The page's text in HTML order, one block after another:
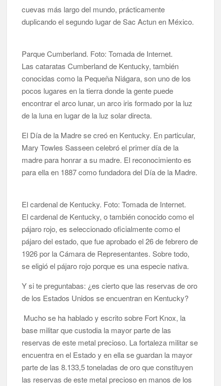
cuevas más largo del mundo, prácticamente
duplicando el segundo lugar de Sac Actun en México.
Parque Cumberland. Foto: Tomada de Internet.
Las cataratas Cumberland de Kentucky, también
conocidas como la Pequeña Niágara, son uno de los
pocos lugares en la tierra donde la gente puede
encontrar el arco lunar, un arco iris formado por la luz
de la luna en lugar de la luz solar directa.
El Día de la Madre se creó en Kentucky. En particular,
Mary Towles Sasseen celebró el primer día de la
madre para honrar a su madre. El reconocimiento es
para ella en 1887 como fundadora del Día de la Madre.
El cardenal de Kentucky. Foto: Tomada de Internet.
El cardenal de Kentucky, o también conocido como el
pájaro rojo, es seleccionado oficialmente como el
pájaro del estado, que fue aprobado el 26 de febrero de
1926 por la Cámara de Representantes. Sobre todo,
se eligió el pájaro rojo porque es una especie nativa.
Y si te preguntabas: ¿es cierto que las reservas de oro
de los Estados Unidos se encuentran en Kentucky?
Mucho se ha hablado y escrito sobre Fort Knox, la
base militar que custodia la mayor parte de las
reservas de este metal precioso. La fortaleza militar se
encuentra en el Estado y en ella se guardan la mayor
parte de las 8.133,5 toneladas de oro que constituyen
las reservas de este metal precioso en manos de los